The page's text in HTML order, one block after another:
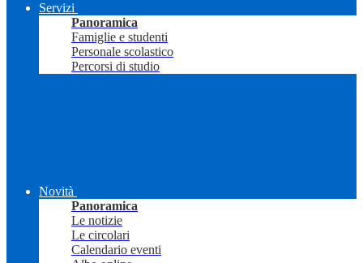
Servizi
Panoramica
Famiglie e studenti
Personale scolastico
Percorsi di studio
Novità
Panoramica
Le notizie
Le circolari
Calendario eventi